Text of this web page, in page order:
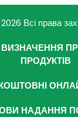
Всі права
ПРОДУКТІВ
НАДАННЯ